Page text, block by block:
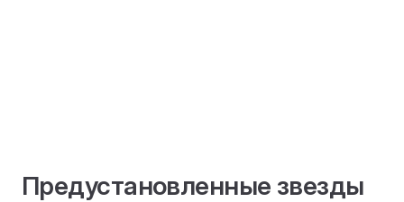
Предустановленные звезды